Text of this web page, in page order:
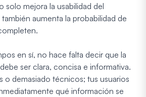
solo mejora la usabilidad del
aumenta la probabilidad de
en sí, no hace falta decir que la
ser clara, concisa e informativa.
o demasiado técnicos; tus usuarios
qué información se